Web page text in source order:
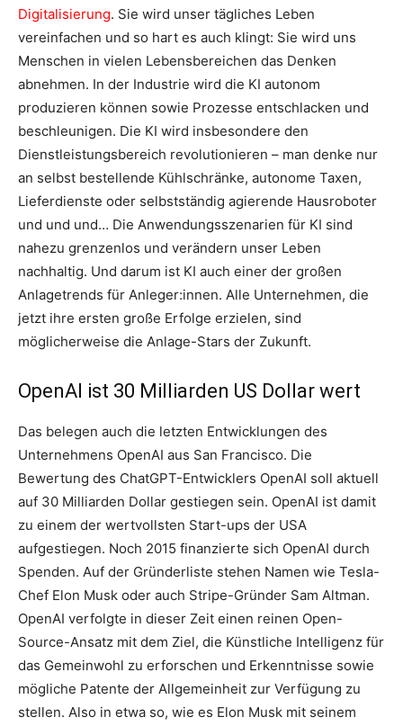
Digitalisierung. Sie wird unser tägliches Leben
vereinfachen und so hart es auch klingt: Sie wird uns
Menschen in vielen Lebensbereichen das Denken
abnehmen. In der Industrie wird die KI autonom
produzieren können sowie Prozesse entschlacken und
beschleunigen. Die KI wird insbesondere den
Dienstleistungsbereich revolutionieren – man denke nur
an selbst bestellende Kühlschränke, autonome Taxen,
Lieferdienste oder selbstständig agierende Hausroboter
und und und… Die Anwendungsszenarien für KI sind
nahezu grenzenlos und verändern unser Leben
nachhaltig. Und darum ist KI auch einer der großen
Anlagetrends für Anleger:innen. Alle Unternehmen, die
jetzt ihre ersten große Erfolge erzielen, sind
möglicherweise die Anlage-Stars der Zukunft.
OpenAI ist 30 Milliarden US Dollar wert
Das belegen auch die letzten Entwicklungen des
Unternehmens OpenAI aus San Francisco. Die
Bewertung des ChatGPT-Entwicklers OpenAI soll aktuell
auf 30 Milliarden Dollar gestiegen sein. OpenAI ist damit
zu einem der wertvollsten Start-ups der USA
aufgestiegen. Noch 2015 finanzierte sich OpenAI durch
Spenden. Auf der Gründerliste stehen Namen wie Tesla-
Chef Elon Musk oder auch Stripe-Gründer Sam Altman.
OpenAI verfolgte in dieser Zeit einen reinen Open-
Source-Ansatz mit dem Ziel, die Künstliche Intelligenz für
das Gemeinwohl zu erforschen und Erkenntnisse sowie
mögliche Patente der Allgemeinheit zur Verfügung zu
stellen. Also in etwa so, wie es Elon Musk mit seinem